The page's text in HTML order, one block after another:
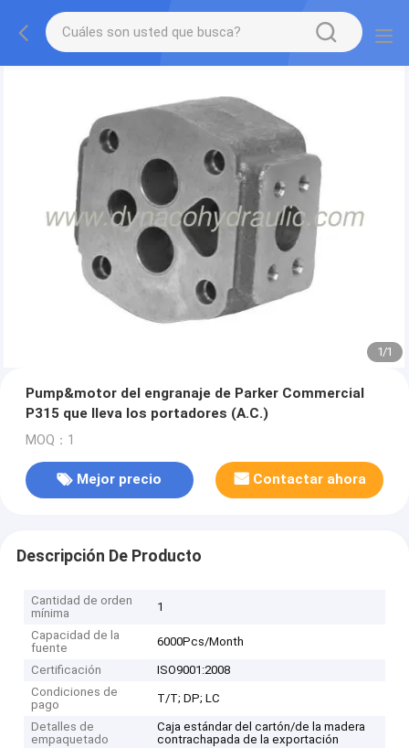
1/1
Pump&motor del engranaje de Parker Commercial
P315 que lleva los portadores (A.C.)
MOQ：1
Mejor precio Contactar ahora
Descripción De Producto
Cantidad de orden
mínima
1
Capacidad de la
fuente
6000Pcs/Month
Certificación
ISO9001:2008
Condiciones de
pago
T/T; DP; LC
Detalles de
empaquetado
Caja estándar del cartón/de la madera
contrachapada de la exportación